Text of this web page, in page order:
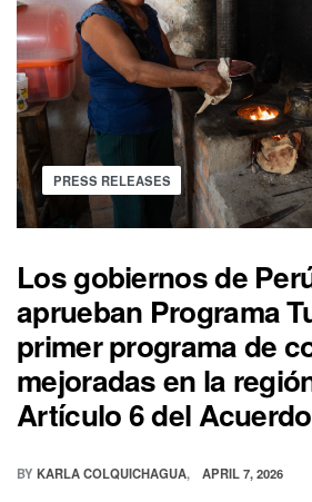
PRESS RELEASES
Los gobiernos de
aprueban Programa
primer programa de
mejoradas en la
Artículo 6 del
BY KARLA COLQUICHAGUA APRIL 7, 2026